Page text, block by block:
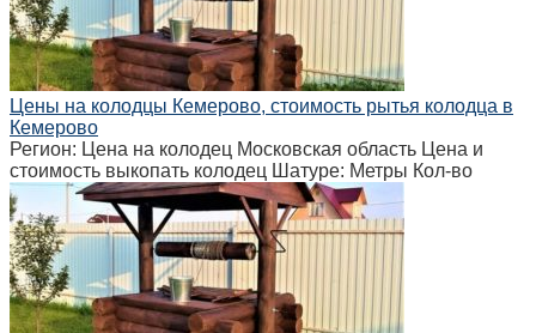
Цены на колодцы Кемерово, стоимость рытья колодца в
Кемерово
Регион: Цена на колодец Московская область Цена и
стоимость выкопать колодец Шатуре: Метры Кол-во